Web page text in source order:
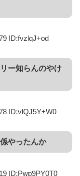
ID:fvzlqJ+od
ー知らんのやけ
ID:vlQJ5Y+W0
やったんか
ID:Pwp9PY0T0